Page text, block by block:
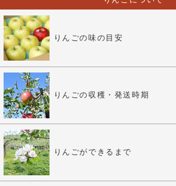
りんごの味の目安
りんごの収穫・発送時期
りんごができるまで